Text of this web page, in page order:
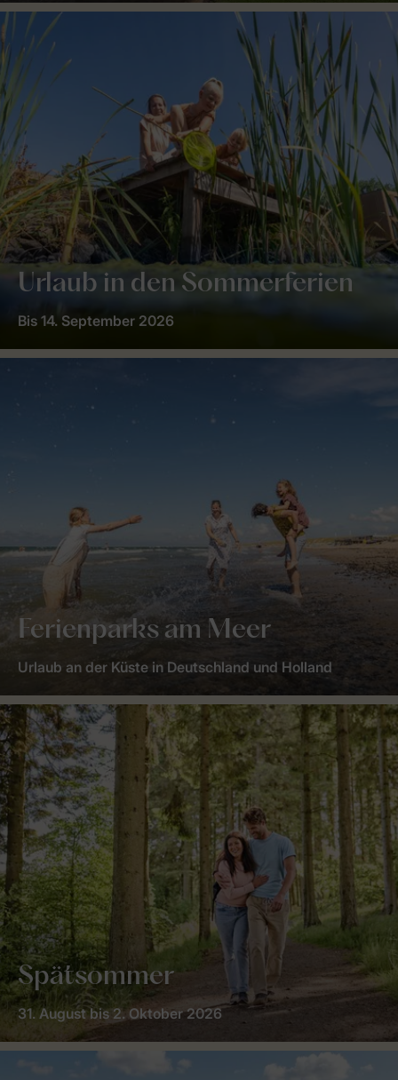
Urlaub in den Sommerferien
Bis 14. September 2026
Ferienparks am Meer
Urlaub an der Küste in Deutschland und Holland
Spätsommer
31. August bis 2. Oktober 2026